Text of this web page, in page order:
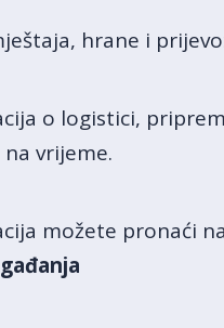
hrane i
o logistici,
vrijeme.
možete pronaći